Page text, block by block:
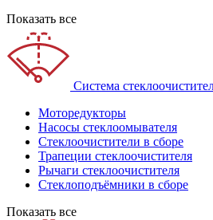
Показать все
Система
Моторедукторы
Насосы стеклоомывателя
Стеклоочистители в сборе
Трапеции стеклоочистителя
Рычаги стеклоочистителя
Стеклоподъёмники в сборе
Показать все